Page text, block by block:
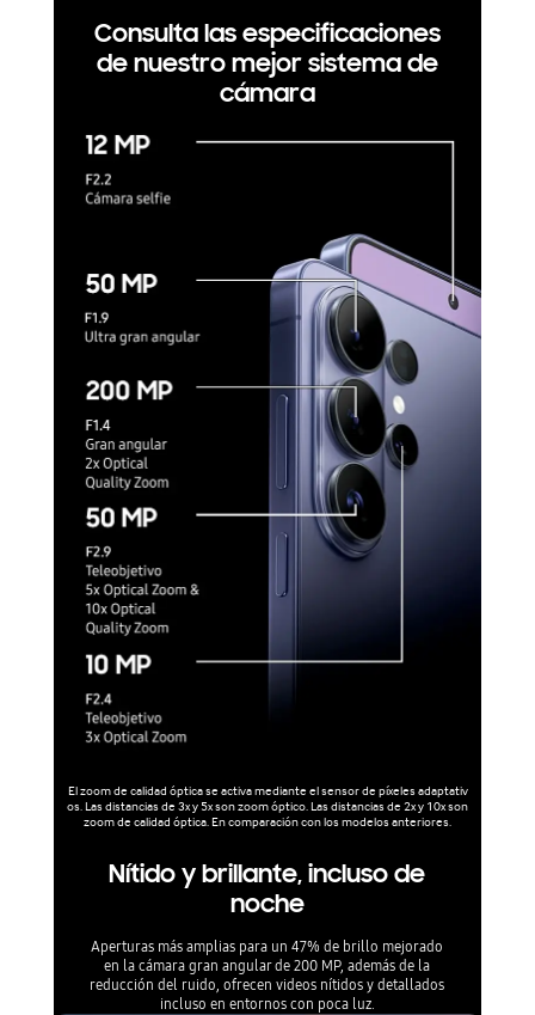
Consulta las especificaciones
de nuestro mejor sistema de
cámara
El zoom de calidad óptica se activa mediante el sensor de píxeles adaptativ
os. Las distancias de 3x y 5x son zoom óptico. Las distancias de 2x y 10x son
zoom de calidad óptica. En comparación con los modelos anteriores.
Nítido y brillante, incluso de
noche
Aperturas más amplias para un 47% de brillo mejorado
en la cámara gran angular de 200 MP, además de la
reducción del ruido, ofrecen videos nítidos y detallados
incluso en entornos con poca luz.